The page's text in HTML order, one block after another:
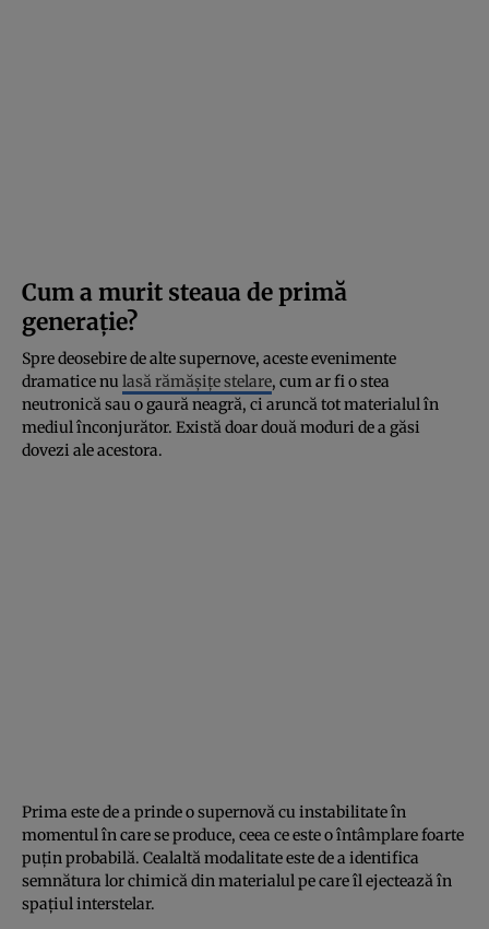
Cum a murit steaua de primă
generație?
Spre deosebire de alte supernove, aceste evenimente
dramatice nu lasă rămășițe stelare, cum ar fi o stea
neutronică sau o gaură neagră, ci aruncă tot materialul în
mediul înconjurător. Există doar două moduri de a găsi
dovezi ale acestora.
Prima este de a prinde o supernovă cu instabilitate în
momentul în care se produce, ceea ce este o întâmplare foarte
puțin probabilă. Cealaltă modalitate este de a identifica
semnătura lor chimică din materialul pe care îl ejectează în
spațiul interstelar.